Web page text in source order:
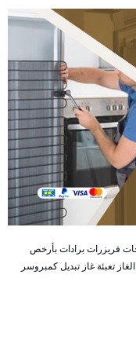
فريزرات برادات بأرخص
تعبئة غاز تبديل كمبروسر